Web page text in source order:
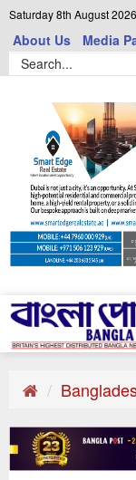
Saturday 8th August 2026
About Us Media